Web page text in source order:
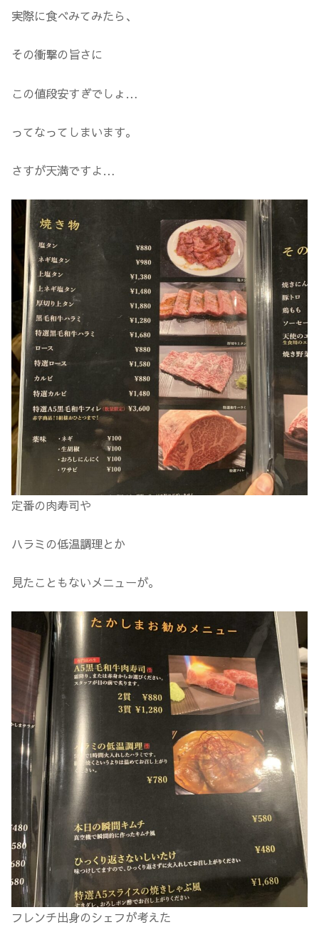
実際に食べみてみたら、
その衝撃の旨さに
この値段安すぎでしょ…
ってなってしまいます。
さすが天満ですよ…
定番の肉寿司や
ハラミの低温調理とか
見たこともないメニューが。
フレンチ出身のシェフが考えた